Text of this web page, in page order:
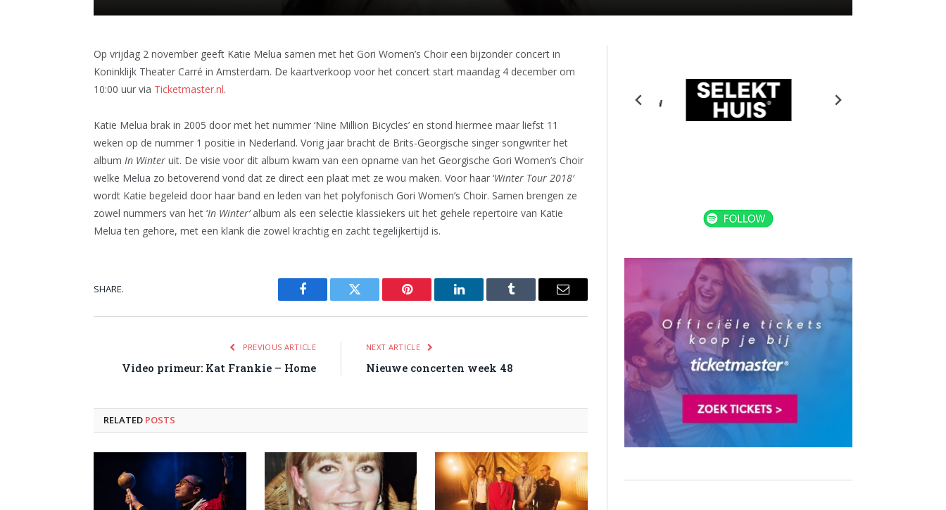
Op vrijdag 2 november geeft Katie Melua samen met het Gori Women’s Choir een bijzonder concert in
Koninklijk Theater Carré in Amsterdam. De kaartverkoop voor het concert start maandag 4 december om
10:00 uur via Ticketmaster.nl.
Katie Melua brak in 2005 door met het nummer ‘Nine Million Bicycles’ en stond hiermee maar liefst 11
weken op de nummer 1 positie in Nederland. Vorig jaar bracht de Brits-Georgische singer songwriter het
album In Winter uit. De visie voor dit album kwam van een opname van het Georgische Gori Women’s Choir
welke Melua zo betoverend vond dat ze direct een plaat met ze wou maken. Voor haar ‘Winter Tour 2018′
wordt Katie begeleid door haar band en leden van het polyfonisch Gori Women’s Choir. Samen brengen ze
zowel nummers van het ‘In Winter’album als een selectie klassiekers uit het gehele repertoire van Katie
Melua ten gehore, met een klank die zowel krachtig en zacht tegelijkertijd is.
SHARE.
Facebook Twitter Pinterest LinkedIn Tumblr Email
PREVIOUS ARTICLE
Video primeur: Kat Frankie – Home
NEXT ARTICLE
Nieuwe concerten week 48
RELATED POSTS